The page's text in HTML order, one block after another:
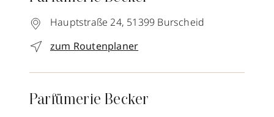
Hauptstraße 24, 51399 Burscheid
zum Routenplaner
Parfümerie Becker